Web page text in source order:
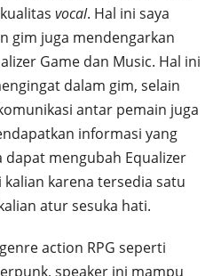
vocal. Hal ini saya
gim juga mendengarkan
Game dan Music. Hal ini
dalam gim, selain
antar pemain juga
informasi yang
mengubah Equalizer
karena tersedia satu
atur sesuka hati.
action RPG seperti
speaker ini mampu